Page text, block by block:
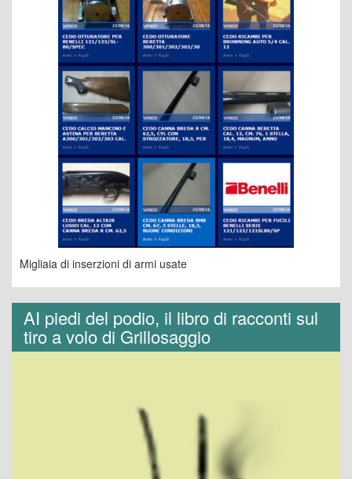
Migliaia di inserzioni di armi usate
AI piedi del podio, il libro di racconti sul
tiro a volo di Grillosaggio